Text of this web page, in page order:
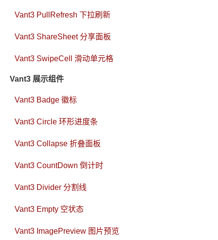
Vant3 PullRefresh 下拉刷新
Vant3 ShareSheet 分享面板
Vant3 SwipeCell 滑动单元格
Vant3 展示组件
Vant3 Badge 徽标
Vant3 Circle 环形进度条
Vant3 Collapse 折叠面板
Vant3 CountDown 倒计时
Vant3 Divider 分割线
Vant3 Empty 空状态
Vant3 ImagePreview 图片预览